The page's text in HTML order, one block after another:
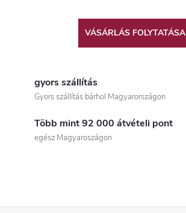
VÁSÁRLÁS FOLYTATÁSA
gyors szállítás
Gyors szállítás bárhol Magyarországon
Több mint 92 000 átvételi pont
egész Magyaroszágon